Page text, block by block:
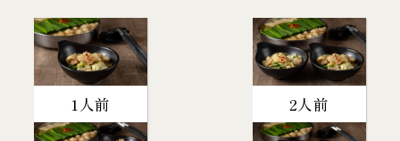
1人前 2人前